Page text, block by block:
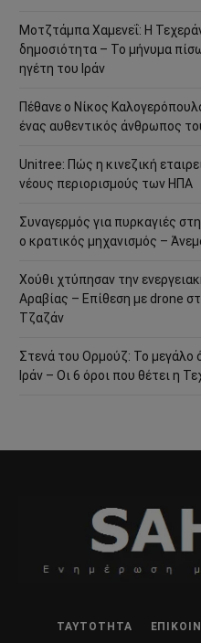
Μοτζτάμπα Χαμενεΐ: Η
δημοσιότητα – Το μήνυμα
ηγέτη του Ιράν
Πέθανε ο Νίκος
ένας αυθεντικός άνθρωπος
Unitree: Πώς η κινεζική
νέους περιορισμούς των ΗΠΑ
Συναγερμός για πυρκαγιές
ο κρατικός μηχανισμός –
Χούθι χτύπησαν την
Αραβίας – Επίθεση με drone
Τζαζάν
Στενά του Ορμούζ: Το μεγάλο
Ιράν – Οι 6 όροι που θέτει η
ΤΑΥΤΌΤΗΤΑ